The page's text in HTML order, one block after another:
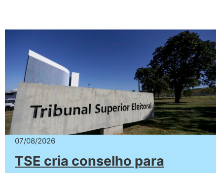
07/08/2026
TSE cria conselho para